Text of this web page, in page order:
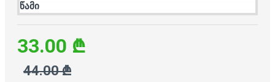
წამი
33.00 ₾
44.00 ₾